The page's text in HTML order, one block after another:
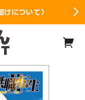
けについて〉